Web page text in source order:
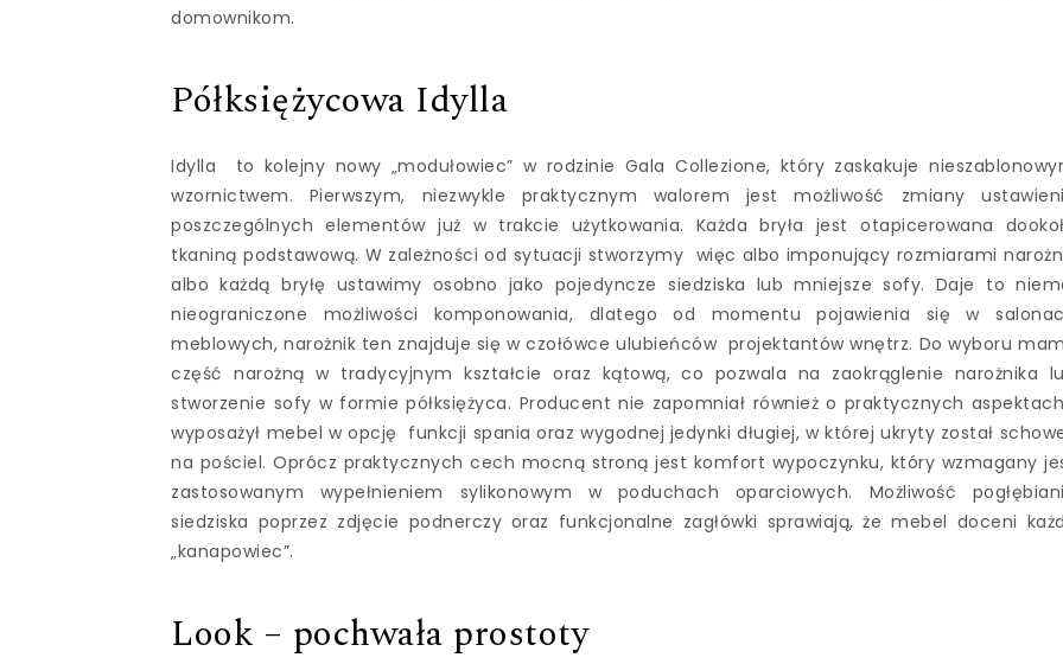
domownikom.
Półksiężycowa Idylla
Idylla to kolejny nowy „modułowiec” w rodzinie Gala Collezione, który zaskakuje
wzornictwem. Pierwszym, niezwykle praktycznym walorem jest możliwość zmiany
poszczególnych elementów już w trakcie użytkowania. Każda bryła jest otapicerowana
tkaniną podstawową. W zależności od sytuacji stworzymy więc albo imponujący rozmiarami
albo każdą bryłę ustawimy osobno jako pojedyncze siedziska lub mniejsze sofy. Daje to
nieograniczone możliwości komponowania, dlatego od momentu pojawienia się w
meblowych, narożnik ten znajduje się w czołówce ulubieńców projektantów wnętrz. Do wyboru
część narożną w tradycyjnym kształcie oraz kątową, co pozwala na zaokrąglenie narożnika
stworzenie sofy w formie półksiężyca. Producent nie zapomniał również o praktycznych
wyposażył mebel w opcję funkcji spania oraz wygodnej jedynki długiej, w której ukryty został
na pościel. Oprócz praktycznych cech mocną stroną jest komfort wypoczynku, który wzmagany
zastosowanym wypełnieniem sylikonowym w poduchach oparciowych. Możliwość
siedziska poprzez zdjęcie podnerczy oraz funkcjonalne zagłówki sprawiają, że mebel doceni
„kanapowiec”.
Look – pochwała prostoty